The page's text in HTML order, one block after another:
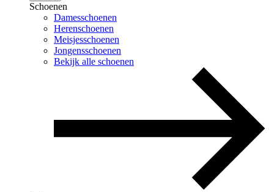
Schoenen
Damesschoenen
Herenschoenen
Meisjesschoenen
Jongensschoenen
Bekijk alle schoenen